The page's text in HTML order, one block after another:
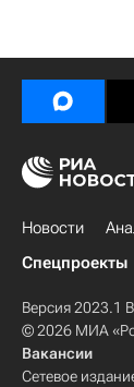
Новости
Спецпроекты
Версия 2023.1
© 2026 МИА
Вакансии
Сетевое